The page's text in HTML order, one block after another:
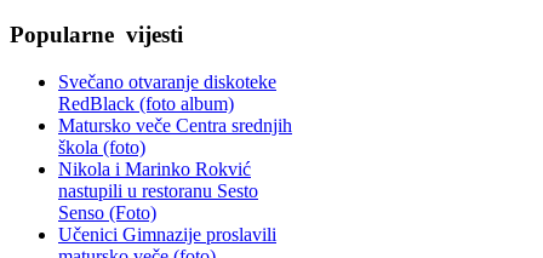
Popularne vijesti
Svečano otvaranje diskoteke
RedBlack (foto album)
Matursko veče Centra srednjih
škola (foto)
Nikola i Marinko Rokvić
nastupili u restoranu Sesto
Senso (Foto)
Učenici Gimnazije proslavili